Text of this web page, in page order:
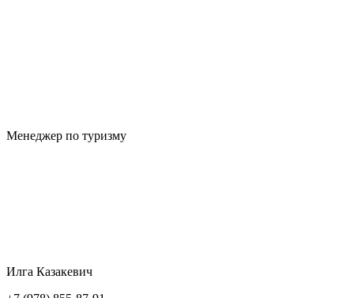
Менеджер по туризму
Илга Казакевич